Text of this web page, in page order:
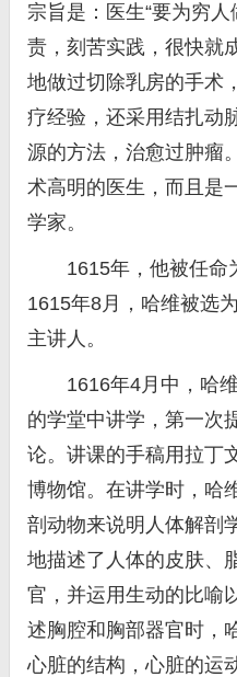
宗旨是：医生“要为穷
责，刻苦实践，很快就
地做过切除乳房的手术
疗经验，还采用结扎动
源的方法，治愈过肿瘤
术高明的医生，而且是
学家。
1615年，他被任命
1615年8月，哈维被选
主讲人。
1616年4月中，哈维
的学堂中讲学，第一次
论。讲课的手稿用拉丁
博物馆。在讲学时，哈
剖动物来说明人体解剖
地描述了人体的皮肤、
官，并运用生动的比喻
述胸腔和胸部器官时，
心脏的结构，心脏的运